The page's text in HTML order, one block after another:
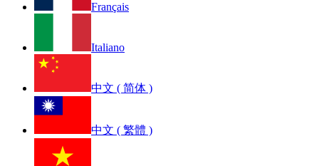
Français
Italiano
中文 ( 简体 )
中文 ( 繁體 )